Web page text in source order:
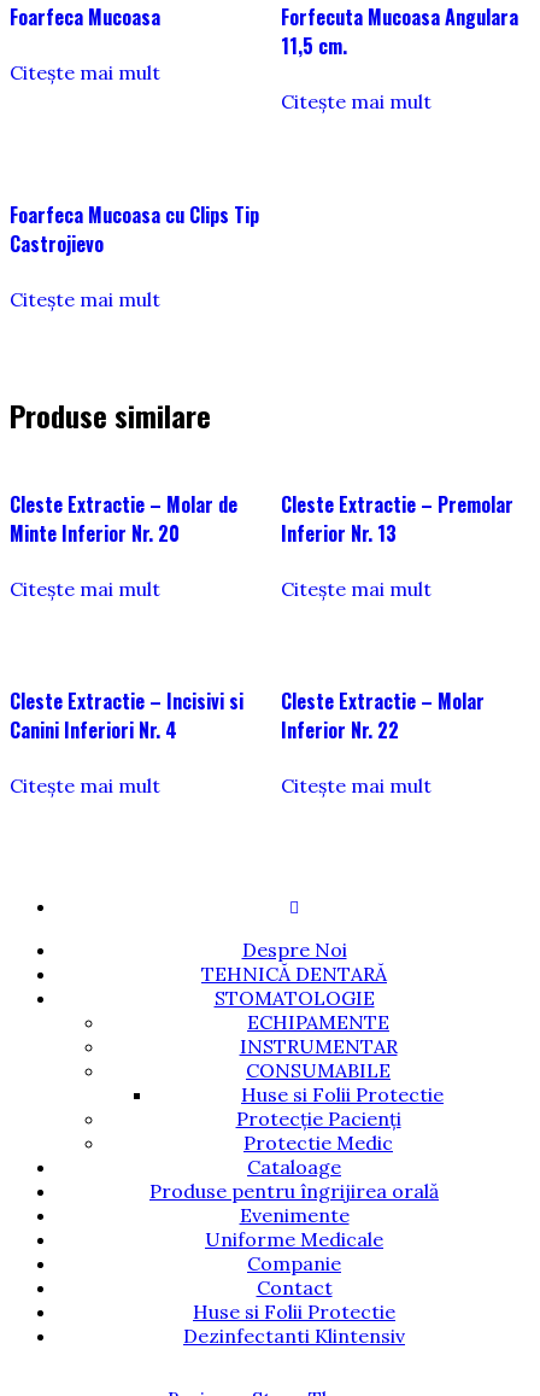
Foarfeca Mucoasa
Citește mai mult
Forfecuta Mucoasa Angulara
11,5 cm.
Citește mai mult
Foarfeca Mucoasa cu Clips Tip
Castrojievo
Citește mai mult
Produse similare
Cleste Extractie – Molar de
Minte Inferior Nr. 20
Citește mai mult
Cleste Extractie – Premolar
Inferior Nr. 13
Citește mai mult
Cleste Extractie – Incisivi si
Canini Inferiori Nr. 4
Citește mai mult
Cleste Extractie – Molar
Inferior Nr. 22
Citește mai mult
Despre Noi
TEHNICĂ DENTARĂ
STOMATOLOGIE
ECHIPAMENTE
INSTRUMENTAR
CONSUMABILE
Huse si Folii Protectie
Protecție Pacienți
Protectie Medic
Cataloage
Produse pentru îngrijirea orală
Evenimente
Uniforme Medicale
Companie
Contact
Huse si Folii Protectie
Dezinfectanti Klintensiv